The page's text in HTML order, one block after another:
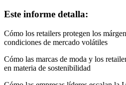
Este informe detalla:
Cómo los retailers protegen los
condiciones de mercado volátiles
Cómo las marcas de moda y los
en materia de sostenibilidad